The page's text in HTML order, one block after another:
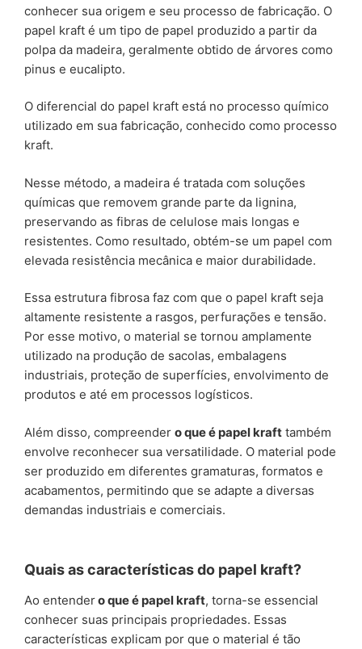
conhecer sua origem e seu processo de fabricação. O
papel kraft é um tipo de papel produzido a partir da
polpa da madeira, geralmente obtido de árvores como
pinus e eucalipto.
O diferencial do papel kraft está no processo químico
utilizado em sua fabricação, conhecido como processo
kraft.
Nesse método, a madeira é tratada com soluções
químicas que removem grande parte da lignina,
preservando as fibras de celulose mais longas e
resistentes. Como resultado, obtém-se um papel com
elevada resistência mecânica e maior durabilidade.
Essa estrutura fibrosa faz com que o papel kraft seja
altamente resistente a rasgos, perfurações e tensão.
Por esse motivo, o material se tornou amplamente
utilizado na produção de sacolas, embalagens
industriais, proteção de superfícies, envolvimento de
produtos e até em processos logísticos.
Além disso, compreender o que é papel kraft também
envolve reconhecer sua versatilidade. O material pode
ser produzido em diferentes gramaturas, formatos e
acabamentos, permitindo que se adapte a diversas
demandas industriais e comerciais.
Quais as características do papel kraft?
Ao entendero que é papel kraft, torna-se essencial
conhecer suas principais propriedades. Essas
características explicam por que o material é tão